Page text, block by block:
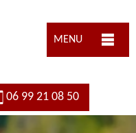
MENU
06 99 21 08 50